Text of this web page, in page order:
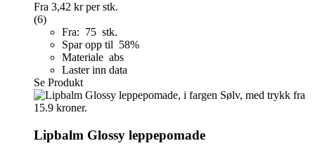
Fra 3,42 krper stk.
(6)
Fra: 75 stk.
Spar opp til 58%
Materiale abs
Laster inn data
Se Produkt
Lipbalm Glossy leppepomade